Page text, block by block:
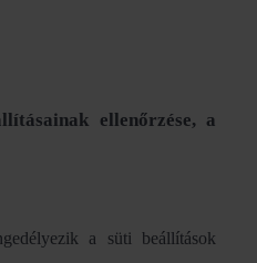
ellenőrzése, a
a süti beállítások